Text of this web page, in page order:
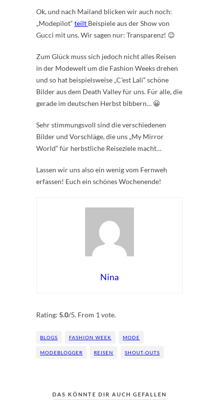
Ok, und nach Mailand blicken wir auch noch:
„Modepilot“ teilt Beispiele aus der Show von
Gucci mit uns. Wir sagen nur: Transparenz! 😉
Zum Glück muss sich jedoch nicht alles Reisen
in der Modewelt um die Fashion Weeks drehen
und so hat beispielsweise „C’est Lali“ schöne
Bilder aus dem Death Valley für uns. Für alle, die
gerade im deutschen Herbst bibbern… 😀
Sehr stimmungsvoll sind die verschiedenen
Bilder und Vorschläge, die uns „My Mirror
World“ für herbstliche Reiseziele macht…
Lassen wir uns also ein wenig vom Fernweh
erfassen! Euch ein schönes Wochenende!
Nina
Rating: 5.0/5. From 1 vote.
BLOGS FASHION WEEK MODE
MODEBLOGGER REISEN SHOUT-OUTS
DAS KÖNNTE DIR AUCH GEFALLEN